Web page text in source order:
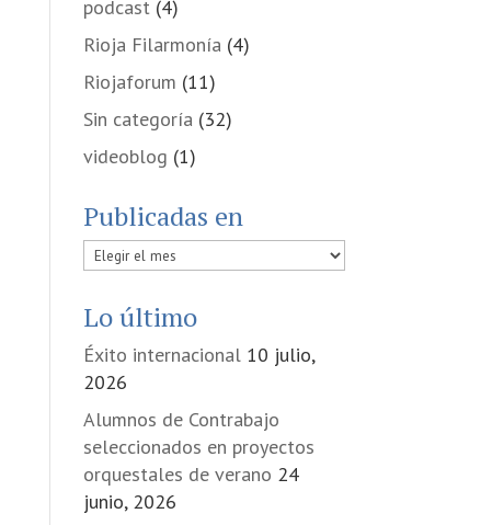
podcast(4)
Rioja Filarmonía (4)
Riojaforum (11)
Sin categoría (32)
videoblog (1)
Publicadas en
Publicadas
Lo último
Éxito internacional 10 julio,
2026
Alumnos de Contrabajo
seleccionados en proyectos
orquestales de verano 24
junio, 2026